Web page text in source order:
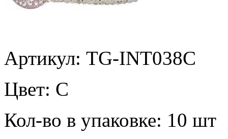
Артикул: TG-INT038C
Цвет: C
Кол-во в упаковке: 10 шт